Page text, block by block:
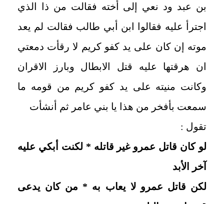
بن عبد ود نعي إلى أخته فقالت من ذا الذي
اجترأ عليه فقالوا ابن أبي طالب فقالت لم يعد
موته إن كان على يد كفو كريم لا رقأت دمعتي
ان هرقتها عليه قتل الابطال وبارز الاقران
وكانت منيته على يد كفو كريم من قومه ما
سمعت بأفخر من هذا يا بني عامر ثم أنشأت
تقول :
لو كان قاتل عمرو غير قاتله * لكنت أبكي عليه
آخر الأبد
لكن قاتل عمرو لا يعاب به * من كان يدعى